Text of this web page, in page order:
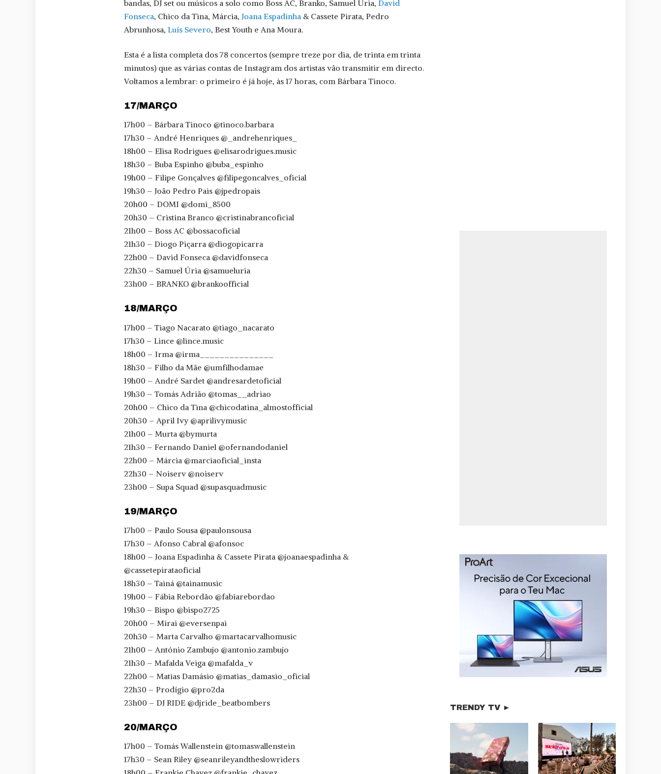
bandas, DJ set ou músicos a solo como Boss AC, Branko, Samuel Úria, David
Fonseca, Chico da Tina, Márcia, Joana Espadinha & Cassete Pirata, Pedro
Abrunhosa, Luís Severo, Best Youth e Ana Moura.
Esta é a lista completa dos 78 concertos (sempre treze por dia, de trinta em trinta
minutos) que as várias contas de Instagram dos artistas vão transmitir em directo.
Voltamos a lembrar: o primeiro é já hoje, às 17 horas, com Bárbara Tinoco.
17/MARÇO
17h00 – Bárbara Tinoco @tinoco.barbara
17h30 – André Henriques @_andrehenriques_
18h00 – Elisa Rodrigues @elisarodrigues.music
18h30 – Buba Espinho @buba_espinho
19h00 – Filipe Gonçalves @filipegoncalves_oficial
19h30 – João Pedro Pais @jpedropais
20h00 – DOMI @domi_8500
20h30 – Cristina Branco @cristinabrancoficial
21h00 – Boss AC @bossacoficial
21h30 – Diogo Piçarra @diogopicarra
22h00 – David Fonseca @davidfonseca
22h30 – Samuel Úria @samueluria
23h00 – BRANKO @brankoofficial
18/MARÇO
17h00 – Tiago Nacarato @tiago_nacarato
17h30 – Lince @lince.music
18h00 – Irma @irma_______________
18h30 – Filho da Mãe @umfilhodamae
19h00 – André Sardet @andresardetoficial
19h30 – Tomás Adrião @tomas__adriao
20h00 – Chico da Tina @chicodatina_almostofficial
20h30 – April Ivy @aprilivymusic
21h00 – Murta @bymurta
21h30 – Fernando Daniel @ofernandodaniel
22h00 – Márcia @marciaoficial_insta
22h30 – Noiserv @noiserv
23h00 – Supa Squad @supasquadmusic
19/MARÇO
17h00 – Paulo Sousa @paulonsousa
17h30 – Afonso Cabral @afonsoc
18h00 – Joana Espadinha & Cassete Pirata @joanaespadinha &
@cassetepirataoficial
18h30 – Tainá @tainamusic
19h00 – Fábia Rebordão @fabiarebordao
19h30 – Bispo @bispo2725
20h00 – Mirai @eversenpai
20h30 – Marta Carvalho @martacarvalhomusic
21h00 – António Zambujo @antonio.zambujo
21h30 – Mafalda Veiga @mafalda_v
22h00 – Matias Damásio @matias_damasio_oficial
22h30 – Prodígio @pro2da
23h00 – DJ RIDE @djride_beatbombers
20/MARÇO
17h00 – Tomás Wallenstein @tomaswallenstein
17h30 – Sean Riley @seanrileyandtheslowriders
TRENDY TV ►